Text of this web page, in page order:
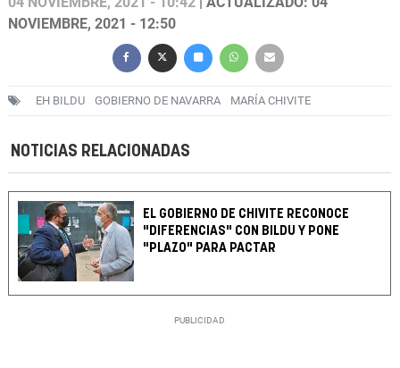
NOVIEMBRE, 2021 - 12:50
EH BILDU GOBIERNO DE NAVARRA MARÍA CHIVITE
NOTICIAS RELACIONADAS
EL GOBIERNO DE CHIVITE RECONOCE
"DIFERENCIAS" CON BILDU Y PONE
"PLAZO" PARA PACTAR